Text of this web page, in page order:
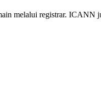
melalui registrar. ICANN